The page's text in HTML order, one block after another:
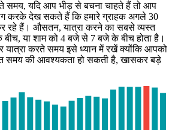
समय, यदि आप भीड़ से बचना चाहते हैं तो आप
करके देख सकते हैं कि हमारे ग्राहक अगले 30
कर रहे हैं। औसतन, यात्रा करने का सबसे व्यस्त
या शाम को 4 बजे से 7 बजे के बीच होता है।
यात्रा करते समय इसे ध्यान में रखें क्योंकि आपको
समय की आवश्यकता हो सकती है, खासकर बड़े